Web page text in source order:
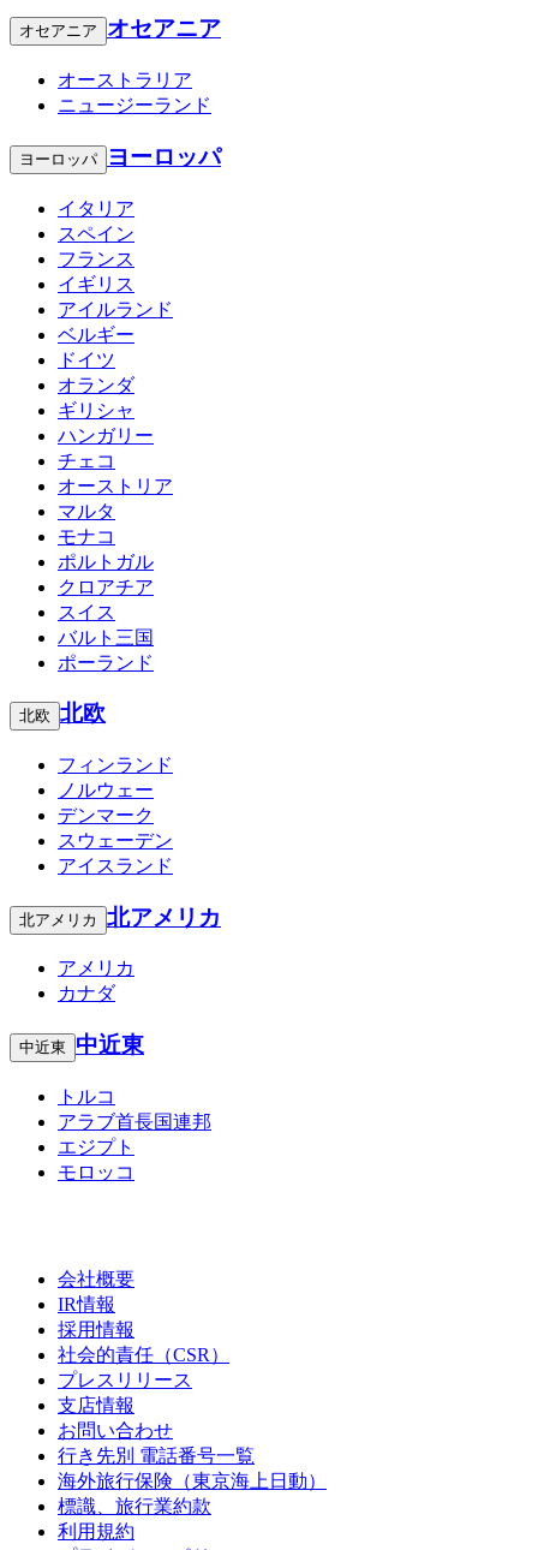
オセアニア オセアニア
オーストラリア
ニュージーランド
ヨーロッパ ヨーロッパ
イタリア
スペイン
フランス
イギリス
アイルランド
ベルギー
ドイツ
オランダ
ギリシャ
ハンガリー
チェコ
オーストリア
マルタ
モナコ
ポルトガル
クロアチア
スイス
バルト三国
ポーランド
北欧 北欧
フィンランド
ノルウェー
デンマーク
スウェーデン
アイスランド
北アメリカ 北アメリカ
アメリカ
カナダ
中近東 中近東
トルコ
アラブ首長国連邦
エジプト
モロッコ
会社概要
IR情報
採用情報
社会的責任（CSR）
プレスリリース
支店情報
お問い合わせ
行き先別 電話番号一覧
海外旅行保険（東京海上日動）
標識、旅行業約款
利用規約